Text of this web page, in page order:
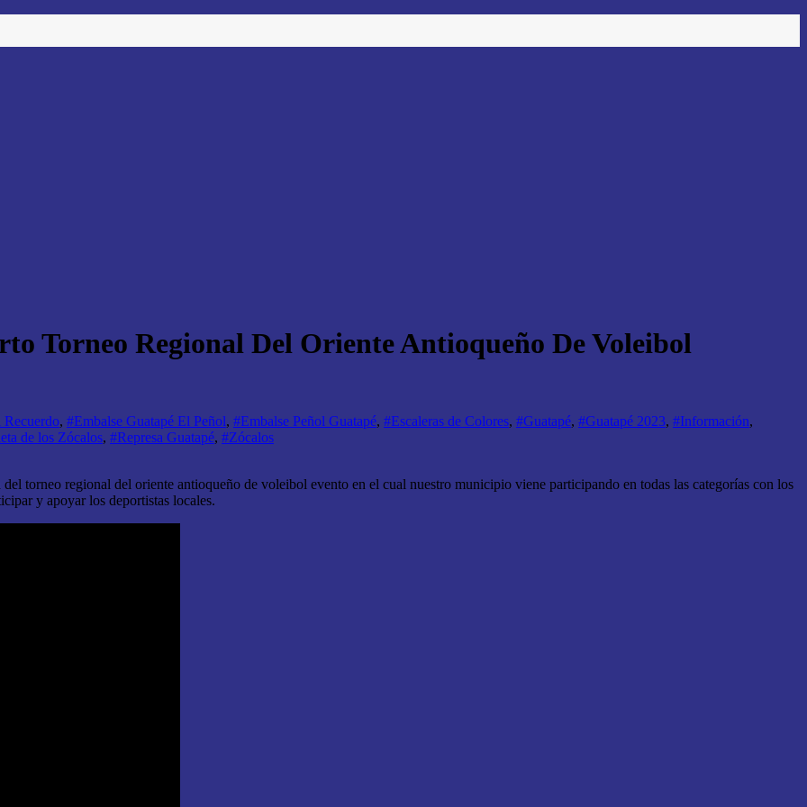
Torneo Regional Del Oriente Antioqueño De Voleibol
Recuerdo, #Embalse Guatapé El Peñol, #Embalse Peñol Guatapé, #Escaleras de Colores, #Guatapé, #Guatapé 2023, #Información,
de los Zócalos, #Represa Guatapé, #Zócalos
torneo regional del oriente antioqueño de voleibol evento en el cual nuestro municipio viene participando en todas las categorías con los
y apoyar los deportistas locales.